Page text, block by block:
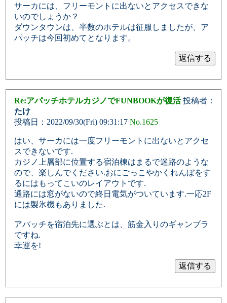
サーカには、フリーモントに出ないとアクセスできな
いのでしょうか？
ダウンタウンは、半数のホテルは征服しましたが、ア
パッチは今回初めてとなります。
Re:アパッチホテルカジノでFUNBOOKが復活投稿者：
たけ
投稿日：2022/09/30(Fri) 09:31:17 No.1625
はい、サーカには一度フリーモントに出ないとアクセ
スできないです.
カジノ上層部に位置する宿泊棟はまるで迷路のような
ので、楽しんでください.おにごっこやかくれんぼをす
るにはもってこいのレイアウトです.
通路には窓がないので終日電気がついています.一応2F
には製氷機もありました.
アパッチを宿泊先に選ぶとは、筋金入りのギャンブラ
ですね.
幸運を!